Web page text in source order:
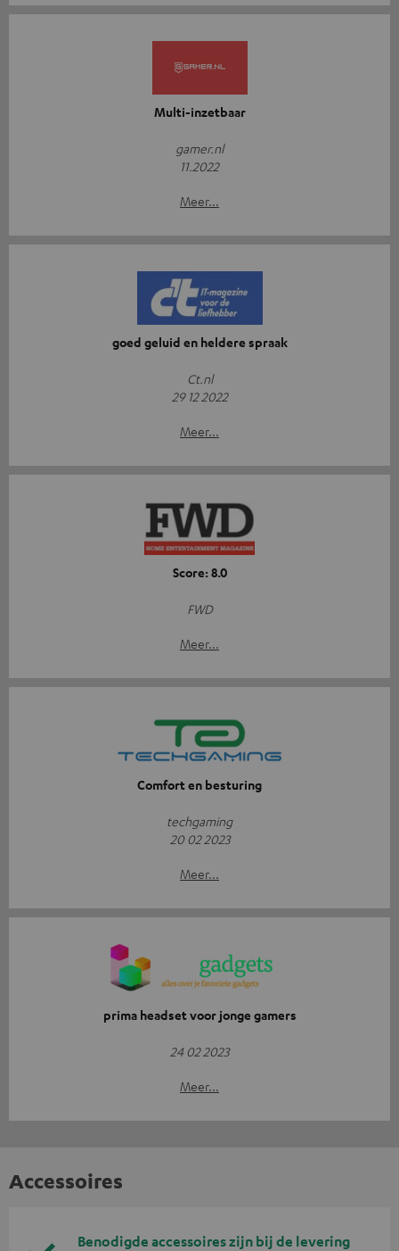
Multi-inzetbaar
gamer.nl
11.2022
Meer...
goed geluid en heldere spraak
Ct.nl
29 12 2022
Meer...
Score: 8.0
FWD
Meer...
Comfort en besturing
techgaming
20 02 2023
Meer...
prima headset voor jonge gamers
24 02 2023
Meer...
Accessoires
Benodigde accessoires zijn bij de levering